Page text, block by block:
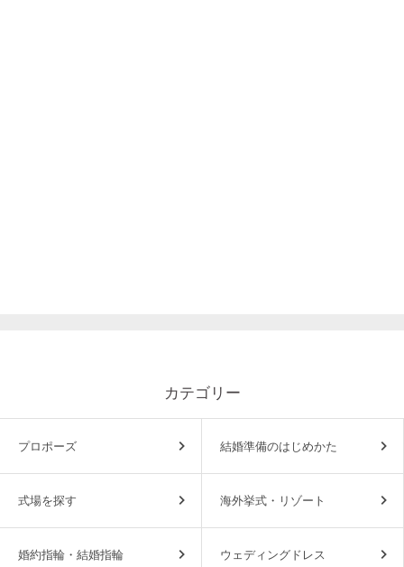
カテゴリー
プロポーズ 結婚準備のはじめかた
式場を探す 海外挙式・リゾート
婚約指輪・結婚指輪 ウェディングドレス